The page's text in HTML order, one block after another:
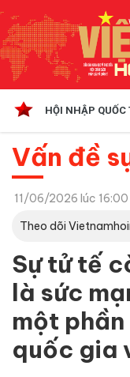
HỘI NHẬP QUỐC
Vấn đề
11/06/2026 lúc 16:00
Theo dõi
Sự tử tế
là sức
một
quốc gia